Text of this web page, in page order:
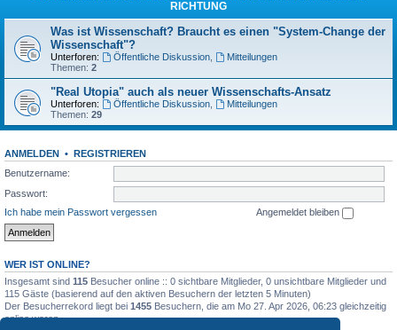
RICHTUNG
Was ist Wissenschaft? Braucht es einen "System-Change der
Wissenschaft"?
Unterforen: Öffentliche Diskussion,
Mitteilungen
Themen: 2
"Real Utopia" auch als neuer Wissenschafts-Ansatz
Unterforen: Öffentliche Diskussion,
Mitteilungen
Themen: 29
ANMELDEN • REGISTRIEREN
Benutzername:
Passwort:
Ich habe mein Passwort vergessen
Angemeldet bleiben
WER IST ONLINE?
Insgesamt sind 115 Besucher online :: 0 sichtbare Mitglieder, 0 unsichtbare Mitglieder und
115 Gäste (basierend auf den aktiven Besuchern der letzten 5 Minuten)
Der Besucherrekord liegt bei 1455 Besuchern, die am Mo 27. Apr 2026, 06:23 gleichzeitig
online waren.